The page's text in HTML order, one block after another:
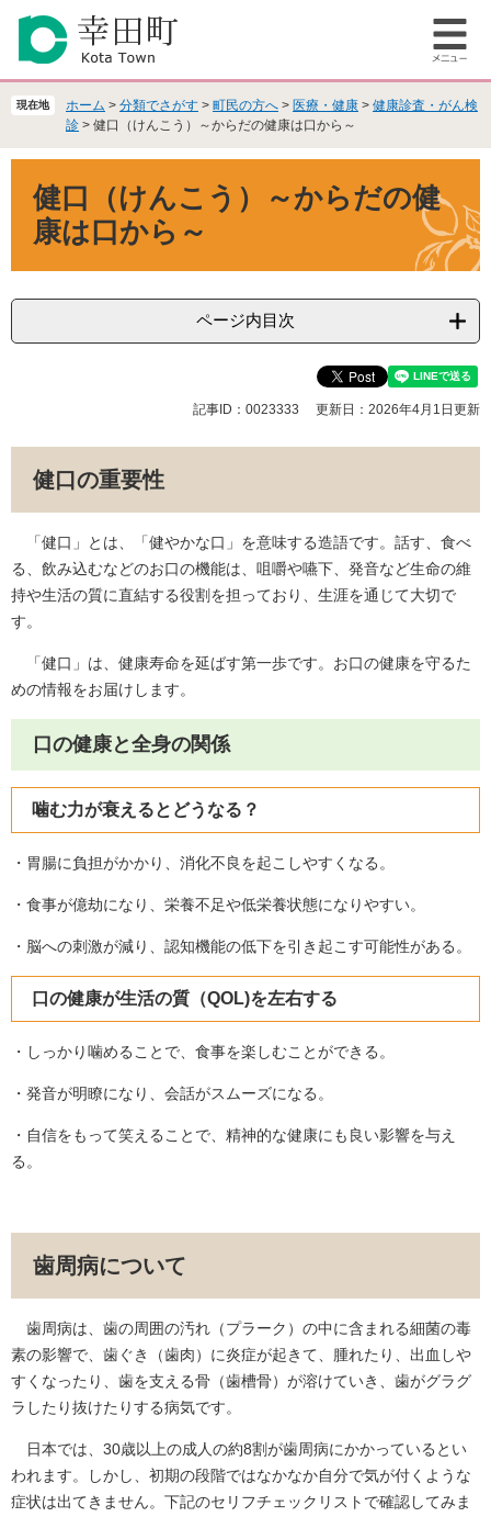
の
で
ー
ば
メ
ー
現在地 ホーム > 分類でさがす > 町民の方へ > 医療・健康 > 健康診査・がん検
診 > 健口（けんこう）～からだの健康は口から～
健口（けんこう）～からだの健
康は口から～
ページ内目次
記事ID：0023333 更新日：2026年4月1日更新
健口の重要性
「健口」とは、「健やかな口」を意味する造語です。話す、食べ
る、飲み込むなどのお口の機能は、咀嚼や嚥下、発音など生命の維
持や生活の質に直結する役割を担っており、生涯を通じて大切で
す。
「健口」は、健康寿命を延ばす第一歩です。お口の健康を守るた
めの情報をお届けします。
口の健康と全身の関係
噛む力が衰えるとどうなる？
・胃腸に負担がかかり、消化不良を起こしやすくなる。
・食事が億劫になり、栄養不足や低栄養状態になりやすい。
・脳への刺激が減り、認知機能の低下を引き起こす可能性がある。
口の健康が生活の質（QOL)を左右する
・しっかり噛めることで、食事を楽しむことができる。
・発音が明瞭になり、会話がスムーズになる。
・自信をもって笑えることで、精神的な健康にも良い影響を与え
る。
歯周病について
歯周病は、歯の周囲の汚れ（プラーク）の中に含まれる細菌の毒
素の影響で、歯ぐき（歯肉）に炎症が起きて、腫れたり、出血しや
すくなったり、歯を支える骨（歯槽骨）が溶けていき、歯がグラグ
ラしたり抜けたりする病気です。
日本では、30歳以上の成人の約8割が歯周病にかかっているとい
われます。しかし、初期の段階ではなかなか自分で気が付くような
症状は出てきません。下記のセリフチェックリストで確認してみま